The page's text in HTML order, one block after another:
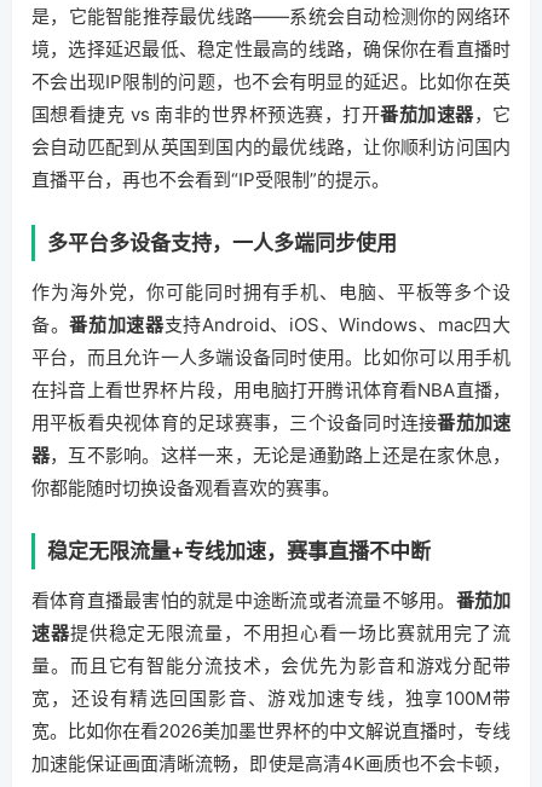
是，它能智能推荐最优线路——系统会自动检测你的网络环
境，选择延迟最低、稳定性最高的线路，确保你在看直播时
不会出现IP限制的问题，也不会有明显的延迟。比如你在英
国想看捷克 vs 南非的世界杯预选赛，打开番茄加速器，它
会自动匹配到从英国到国内的最优线路，让你顺利访问国内
直播平台，再也不会看到“IP受限制”的提示。
多平台多设备支持，一人多端同步使用
作为海外党，你可能同时拥有手机、电脑、平板等多个设
备。番茄加速器支持Android、iOS、Windows、mac四大
平台，而且允许一人多端设备同时使用。比如你可以用手机
在抖音上看世界杯片段，用电脑打开腾讯体育看NBA直播，
用平板看央视体育的足球赛事，三个设备同时连接番茄加速
器，互不影响。这样一来，无论是通勤路上还是在家休息，
你都能随时切换设备观看喜欢的赛事。
稳定无限流量+专线加速，赛事直播不中断
看体育直播最害怕的就是中途断流或者流量不够用。 番茄加
速器提供稳定无限流量，不用担心看一场比赛就用完了流
量。而且它有智能分流技术，会优先为影音和游戏分配带
宽，还设有精选回国影音、游戏加速专线，独享100M带
宽。比如你在看2026美加墨世界杯的中文解说直播时，专线
加速能保证画面清晰流畅，即使是高清4K画质也不会卡顿，